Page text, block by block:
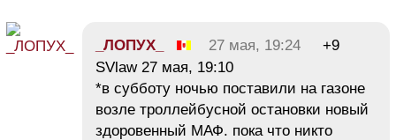
_ЛОПУХ_ 27 мая, 19:24
+9
SVlaw 27 мая, 19:10
*в субботу ночью поставили на газоне
возле троллейбусной остановки новый
здоровенный МАФ. пока что никто